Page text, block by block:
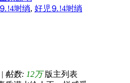
传图样PSD
埘绱, 好児⒐!4埘绱
| 帖数: 12万 版主列表